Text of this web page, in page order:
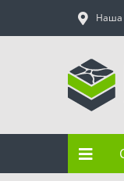
Наша